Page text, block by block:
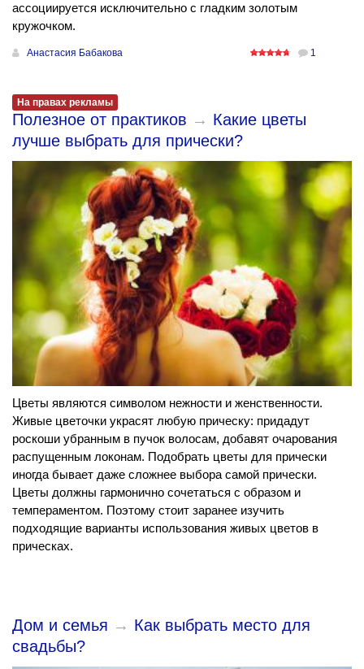
ассоциируется исключительно с гладким золотым
кружочком.
Анастасия Бабакова 1
На правах рекламы
Полезное от практиков → Какие цветы
лучше выбрать для прически?
Цветы являются символом нежности и женственности.
Живые цветочки украсят любую прическу: придадут
роскоши убранным в пучок волосам, добавят очарования
распущенным локонам. Подобрать цветы для прически
иногда бывает даже сложнее выбора самой прически.
Цветы должны гармонично сочетаться с образом и
темпераментом. Поэтому стоит заранее изучить
подходящие варианты использования живых цветов в
прическах.
Дом и семья → Как выбрать место для
свадьбы?